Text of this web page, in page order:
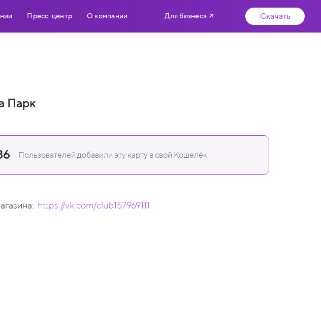
Пресс-центр О компании Для бизнеса Скачать
Парк
Пользователей добавили эту карту в свой Кошелёк
https://vk.com/club157969111